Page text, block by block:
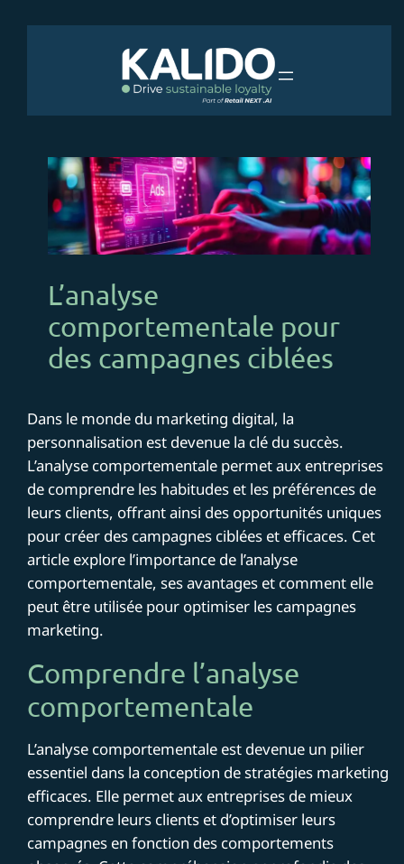
L’analyse
comportementale pour
des campagnes ciblées
Dans le monde du marketing digital, la
personnalisation est devenue la clé du succès.
L’analyse comportementale permet aux entreprises
de comprendre les habitudes et les préférences de
leurs clients, offrant ainsi des opportunités uniques
pour créer des campagnes ciblées et efficaces. Cet
article explore l’importance de l’analyse
comportementale, ses avantages et comment elle
peut être utilisée pour optimiser les campagnes
marketing.
Comprendre l’analyse
comportementale
L’analyse comportementale est devenue un pilier
essentiel dans la conception de stratégies marketing
efficaces. Elle permet aux entreprises de mieux
comprendre leurs clients et d’optimiser leurs
campagnes en fonction des comportements